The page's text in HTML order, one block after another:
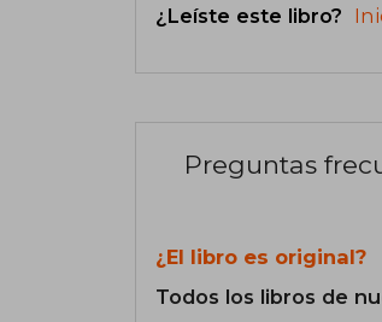
¿Leíste este libro?
Preguntas
¿El libro es original?
Todos los libros de